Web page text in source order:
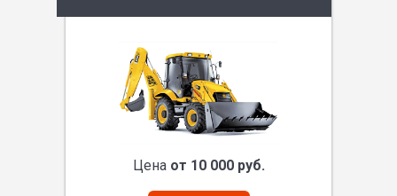
Цена от 10 000 руб.